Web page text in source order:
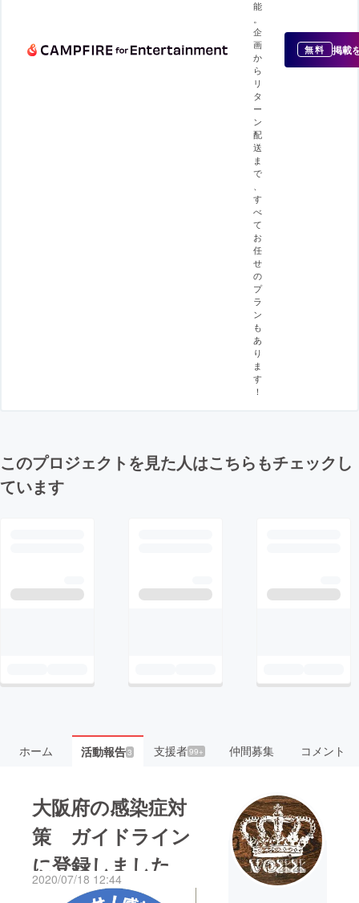
能
企
画
か
ら
リ
タ
ー
ン
配
送
ま
で
す
べ
て
お
任
せ
の
プ
ラ
ン
も
あ
り
ま
す
！
無料 掲載
このプロジェクトを見た人はこちらもチェックし
ています
ホーム 活動報告3 支援者99+ 仲間募集 コメント
大阪府の感染症対
策 ガイドライン
に登録しました
2020/07/18 12:44